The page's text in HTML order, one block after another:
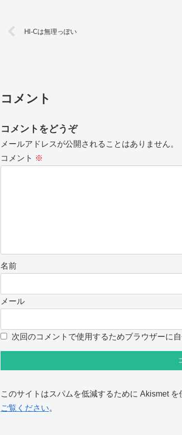
HI-Cは無理っぽい
コメント
コメントをどうぞ
メールアドレスが公開されることはありません。
コメント ※
名前
メール
次回のコメントで使用するためブラウザーに
このサイトはスパムを低減するために Akismet を
ご覧ください。